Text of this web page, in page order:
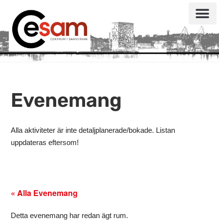
Evenemang
Alla aktiviteter är inte detaljplanerade/bokade. Listan
uppdateras eftersom!
« Alla Evenemang
Detta evenemang har redan ägt rum.